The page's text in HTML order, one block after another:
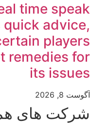
time speak
advice,
players
remedies for
its issues
آگوست 8, 2026
شرکت های